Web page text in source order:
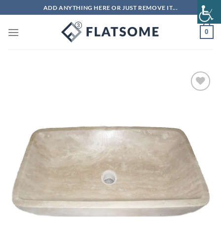
στο
περιεχόμενο
ADD ANYTHING HERE OR JUST REMOVE IT...
0
επιθυμιών